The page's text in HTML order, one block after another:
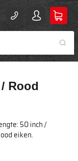
Rood
50 inch /
eiken.